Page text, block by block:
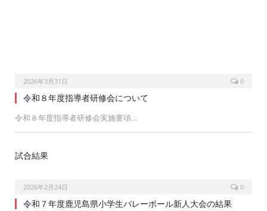
2026年3月31日 0
令和８年度指導者研修会について
令和８年度指導者研修会実施要項…
試合結果
2026年2月24日 0
令和７年度鹿児島県小学生バレーボール新人大会の結果